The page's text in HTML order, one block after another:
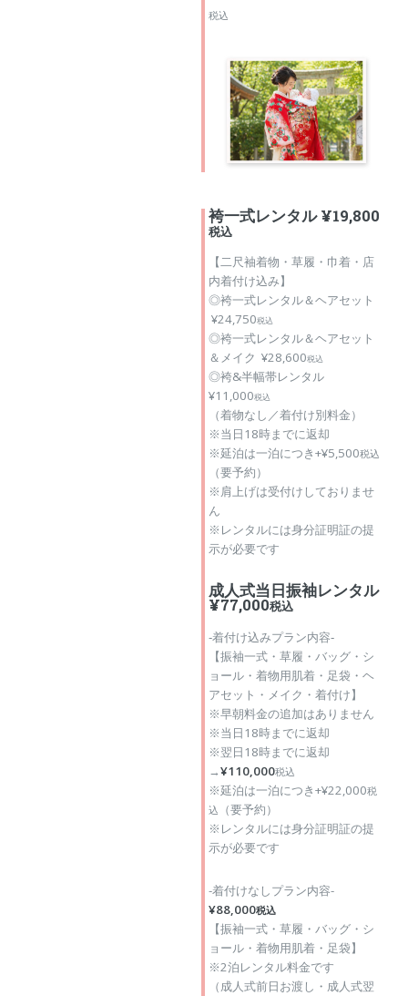
税込
袴一式レンタル ¥19,800
税込
【二尺袖着物・草履・巾着・店
内着付け込み】
◎袴一式レンタル＆ヘアセット
¥24,750税込
◎袴一式レンタル＆ヘアセット
＆メイク ¥28,600税込
◎袴&半幅帯レンタル
¥11,000税込
（着物なし／着付け別料金）
※当日18時までに返却
※延泊は一泊につき+¥5,500税込
（要予約）
※肩上げは受付けしておりませ
ん
※レンタルには身分証明証の提
示が必要です
成人式当日振袖レンタル
¥77,000税込
‐着付け込みプラン内容‐
【振袖一式・草履・バッグ・シ
ョール・着物用肌着・足袋・ヘ
アセット・メイク・着付け】
※早朝料金の追加はありません
※当日18時までに返却
※翌日18時までに返却
→¥110,000税込
※延泊は一泊につき+¥22,000税
込
（要予約）
※レンタルには身分証明証の提
示が必要です
-着付けなしプラン内容-
¥88,000税込
【振袖一式・草履・バッグ・シ
ョール・着物用肌着・足袋】
※2泊レンタル料金です
（成人式前日お渡し・成人式翌